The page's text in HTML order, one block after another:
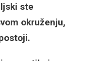
ste
okruženju,